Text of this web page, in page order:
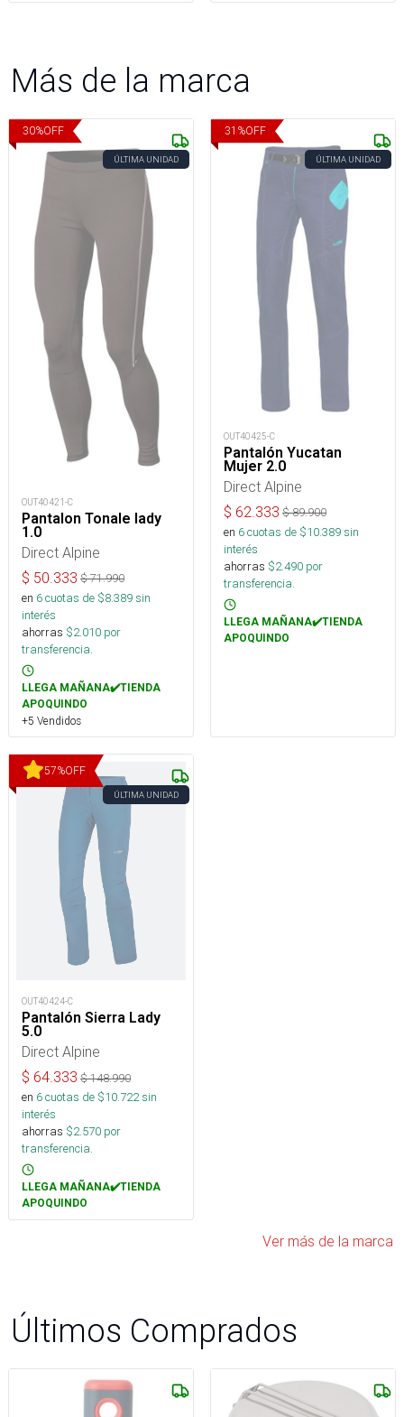
Más de la marca
30%OFF
ÚLTIMA UNIDAD
OUT40421-C
Pantalon Tonale lady
1.0
Direct Alpine
$ 50.333 $71.990
en 6cuotas de $8.389sin
interés
ahorras $2.010 por
transferencia.
LLEGA MAÑANA✔️TIENDA
APOQUINDO
+5 Vendidos
31 %OFF
ÚLTIMA UNIDAD
OUT40425-C
Pantalón Yucatan
Mujer 2.0
Direct Alpine
$ 62.333 $89.900
en 6cuotas de $10.389sin
interés
ahorras $2.490 por
transferencia.
LLEGA MAÑANA✔️TIENDA
APOQUINDO
57%OFF
ÚLTIMA UNIDAD
OUT40424-C
Pantalón Sierra Lady
5.0
Direct Alpine
$ 64.333 $148.990
en 6cuotas de $10.722sin
interés
ahorras $2.570 por
transferencia.
LLEGA MAÑANA✔️TIENDA
APOQUINDO
Ver más de la marca
Últimos Comprados